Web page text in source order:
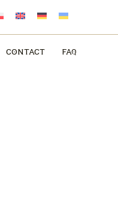
CONTACT FAQ